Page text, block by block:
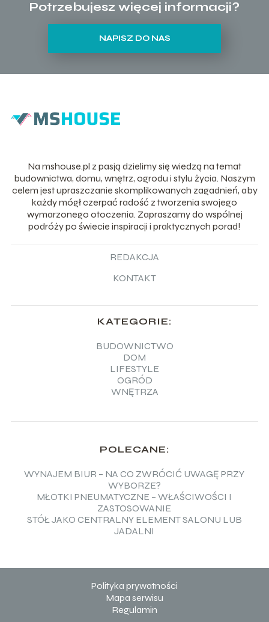
Potrzebujesz więcej informacji?
NAPISZ DO NAS
Na mshouse.pl z pasją dzielimy się wiedzą na temat
budownictwa, domu, wnętrz, ogrodu i stylu życia. Naszym
celem jest upraszczanie skomplikowanych zagadnień, aby
każdy mógł czerpać radość z tworzenia swojego
wymarzonego otoczenia. Zapraszamy do wspólnej
podróży po świecie inspiracji i praktycznych porad!
REDAKCJA
KONTAKT
KATEGORIE:
BUDOWNICTWO
DOM
LIFESTYLE
OGRÓD
WNĘTRZA
POLECANE:
WYNAJEM BIUR – NA CO ZWRÓCIĆ UWAGĘ PRZY
WYBORZE?
MŁOTKI PNEUMATYCZNE – WŁAŚCIWOŚCI I
ZASTOSOWANIE
STÓŁ JAKO CENTRALNY ELEMENT SALONU LUB
JADALNI
Polityka prywatności
Mapa serwisu
Regulamin